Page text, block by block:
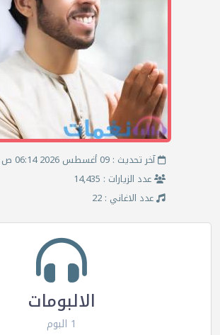
آخر تحديث : 09 أغسطس 2026 06:14 ص
عدد الزيارات : 14,435
عدد الاغاني : 22
الالبومات
1 البوم